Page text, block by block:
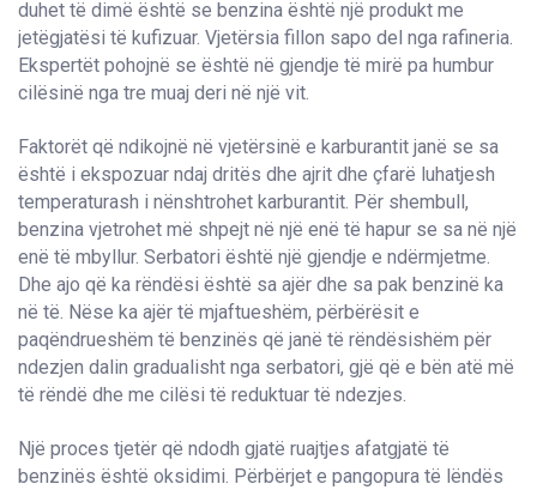
duhet të dimë është se benzina është një produkt me
jetëgjatësi të kufizuar. Vjetërsia fillon sapo del nga rafineria.
Ekspertët pohojnë se është në gjendje të mirë pa humbur
cilësinë nga tre muaj deri në një vit.
Faktorët që ndikojnë në vjetërsinë e karburantit janë se sa
është i ekspozuar ndaj dritës dhe ajrit dhe çfarë luhatjesh
temperaturash i nënshtrohet karburantit. Për shembull,
benzina vjetrohet më shpejt në një enë të hapur se sa në një
enë të mbyllur. Serbatori është një gjendje e ndërmjetme.
Dhe ajo që ka rëndësi është sa ajër dhe sa pak benzinë ka
në të. Nëse ka ajër të mjaftueshëm, përbërësit e
paqëndrueshëm të benzinës që janë të rëndësishëm për
ndezjen dalin gradualisht nga serbatori, gjë që e bën atë më
të rëndë dhe me cilësi të reduktuar të ndezjes.
Një proces tjetër që ndodh gjatë ruajtjes afatgjatë të
benzinës është oksidimi. Përbërjet e pangopura të lëndës